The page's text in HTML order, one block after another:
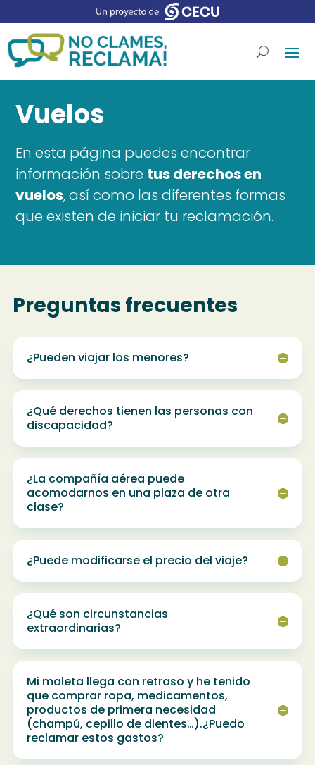
Vuelos
En esta página puedes encontrar
información sobre tus derechos en
vuelos, así como las diferentes formas
que existen de iniciar tu reclamación.
Preguntas frecuentes
¿Pueden viajar los menores?
¿Qué derechos tienen las personas con
discapacidad?
¿La compañía aérea puede
acomodarnos en una plaza de otra
clase?
¿Puede modificarse el precio del viaje?
¿Qué son circunstancias
extraordinarias?
Mi maleta llega con retraso y he tenido
que comprar ropa, medicamentos,
productos de primera necesidad
(champú, cepillo de dientes…).¿Puedo
reclamar estos gastos?